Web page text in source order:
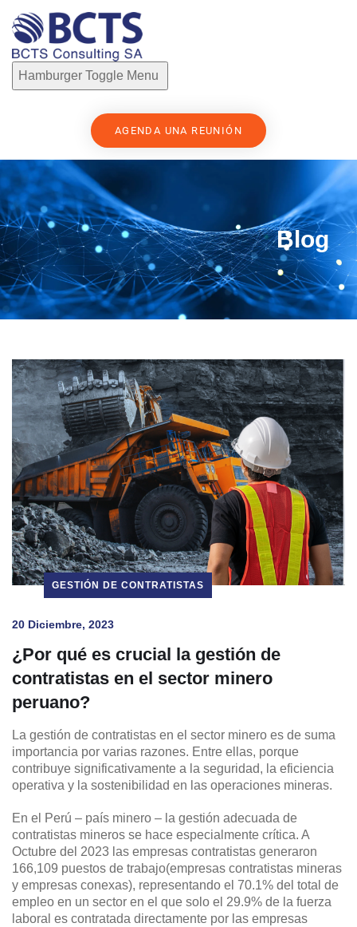
Hamburger Toggle Menu
AGENDA UNA REUNIÓN
Blog
GESTIÓN DE CONTRATISTAS
20 Diciembre, 2023
¿Por qué es crucial la gestión de
contratistas en el sector minero
peruano?
La gestión de contratistas en el sector minero es de suma
importancia por varias razones. Entre ellas, porque
contribuye significativamente a la seguridad, la eficiencia
operativa y la sostenibilidad en las operaciones mineras.
En el Perú – país minero – la gestión adecuada de
contratistas mineros se hace especialmente crítica. A
Octubre del 2023 las empresas contratistas generaron
166,109 puestos de trabajo(empresas contratistas mineras
y empresas conexas), representando el 70.1% del total de
empleo en un sector en el que solo el 29.9% de la fuerza
laboral es contratada directamente por las empresas